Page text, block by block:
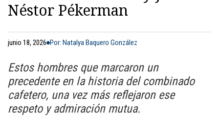
Néstor Pékerman
junio 18, 2026 Por: Natalya Baquero González
Estos hombres que marcaron un
precedente en la historia del combinado
cafetero, una vez más reflejaron ese
respeto y admiración mutua.